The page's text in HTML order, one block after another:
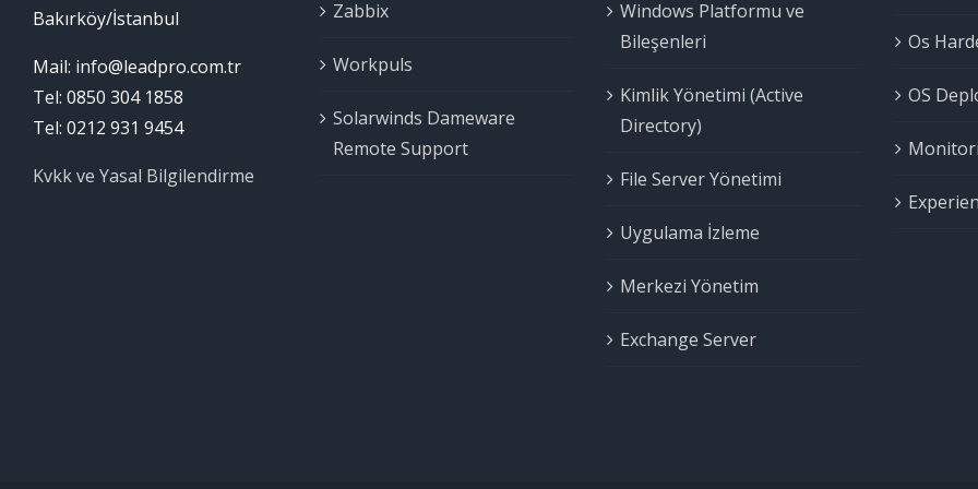
Bakırköy/İstanbul
Mail: info@leadpro.com.tr
Tel: 0850 304 1858
Tel: 0212 931 9454
Kvkk ve Yasal Bilgilendirme
Zabbix
Workpuls
Solarwinds Dameware
Remote Support
Windows Platformu ve
Bileşenleri
Kimlik Yönetimi (Active
Directory)
File Server Yönetimi
Uygulama İzleme
Merkezi Yönetim
Exchange Server
Os
OS